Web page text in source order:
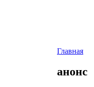
Главная
анонс